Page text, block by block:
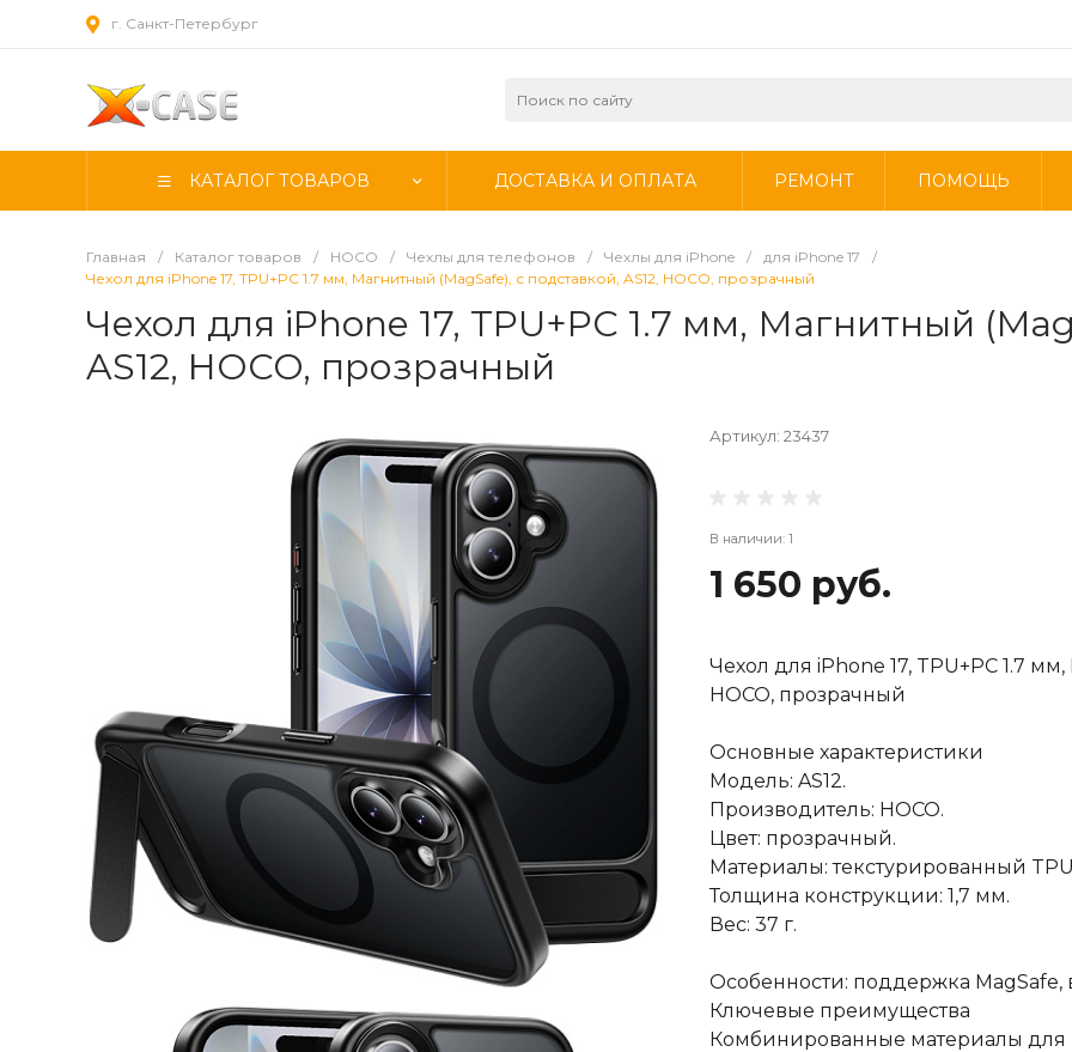
г. Санкт-Петербург
КАТАЛОГ ТОВАРОВ ДОСТАВКА И ОПЛАТА РЕМОНТ ПОМОЩЬ
Главная / Каталог товаров / HOCO / Чехлы для телефонов / Чехлы для iPhone / для iPhone 17
/
Чехол для iPhone 17, TPU+PC 1.7 мм, Магнитный (MagSafe), с подставкой, AS12, HOCO, прозрачный
Чехол для iPhone 17, TPU+PC 1.7 мм, Магнитный
AS12, HOCO, прозрачный
Артикул: 23437
В наличии: 1
1 650 руб.
Чехол для iPhone 17, TPU+PC 1.7
HOCO, прозрачный
Основные характеристики
Модель: AS12.
Производитель: HOCO.
Цвет: прозрачный.
Материалы: текстурированный
Толщина конструкции: 1,7 мм.
Вес: 37 г.
Особенности: поддержка MagSafe,
Ключевые преимущества
Комбинированные материалы